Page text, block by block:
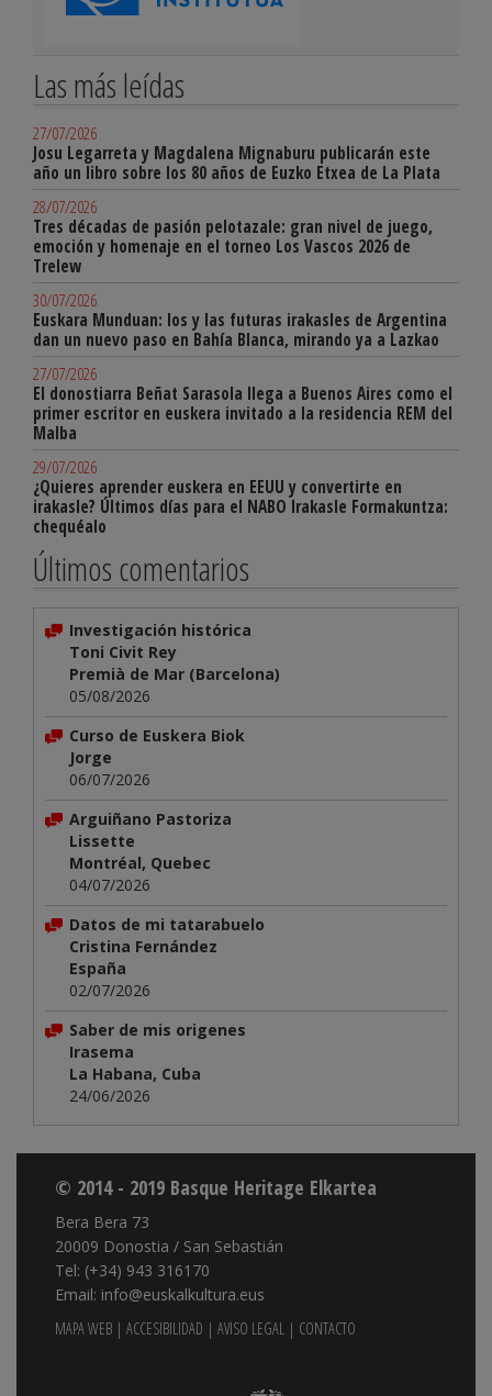
Las más leídas
27/07/2026
Josu Legarreta y Magdalena Mignaburu publicarán este
año un libro sobre los 80 años de Euzko Etxea de La Plata
28/07/2026
Tres décadas de pasión pelotazale: gran nivel de juego,
emoción y homenaje en el torneo Los Vascos 2026 de
Trelew
30/07/2026
Euskara Munduan: los y las futuras irakasles de Argentina
dan un nuevo paso en Bahía Blanca, mirando ya a Lazkao
27/07/2026
El donostiarra Beñat Sarasola llega a Buenos Aires como el
primer escritor en euskera invitado a la residencia REM del
Malba
29/07/2026
¿Quieres aprender euskera en EEUU y convertirte en
irakasle? Últimos días para el NABO Irakasle Formakuntza:
chequéalo
Últimos comentarios
Investigación histórica
Toni Civit Rey
Premià de Mar (Barcelona)
05/08/2026
Curso de Euskera Biok
Jorge
06/07/2026
Arguiñano Pastoriza
Lissette
Montréal, Quebec
04/07/2026
Datos de mi tatarabuelo
Cristina Fernández
España
02/07/2026
Saber de mis origenes
Irasema
La Habana, Cuba
24/06/2026
© 2014 - 2019 Basque Heritage Elkartea
Bera Bera 73
20009 Donostia / San Sebastián
Tel: (+34) 943 316170
Email: info@euskalkultura.eus
MAPA WEB | ACCESIBILIDAD | AVISO LEGAL | CONTACTO